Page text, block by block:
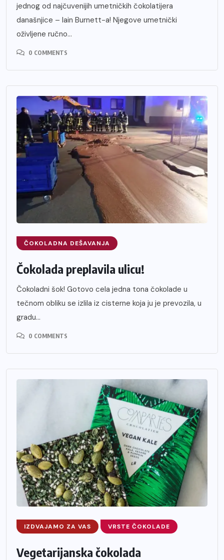
jednog od najčuvenijih umetničkih čokolatijera
današnjice – Iain Burnett-a! Njegove umetnički
oživljene ručno...
0 COMMENTS
ČOKOLADNA DEŠAVANJA
Čokolada preplavila ulicu!
Čokoladni šok! Gotovo cela jedna tona čokolade u
tečnom obliku se izlila iz cisterne koja ju je prevozila, u
gradu...
0 COMMENTS
IZDVAJAMO ZA VAS VRSTE ČOKOLADE
Vegetarijanska čokolada